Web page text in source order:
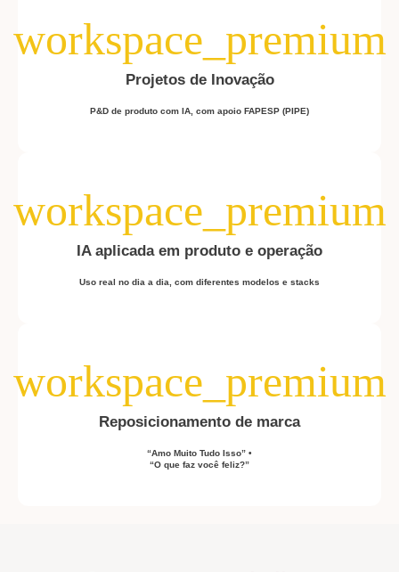
Projetos de Inovação
P&D de produto com IA, com apoio FAPESP (PIPE)
IA aplicada em produto e operação
Uso real no dia a dia, com diferentes modelos e stacks
Reposicionamento de marca
“Amo Muito Tudo Isso” •
“O que faz você feliz?”